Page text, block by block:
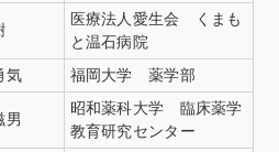
医療法人愛生会 くまも
と温石病院
気 福岡大学 薬学部
昭和薬科大学 臨床薬学
教育研究センター